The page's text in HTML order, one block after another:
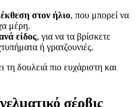
στον ήλιο, που μπορεί να
μέρη.
είδος, για να τα βρίσκετε
ή γρατζουνιές.
δουλειά πιο ευχάριστη και
σέρβις